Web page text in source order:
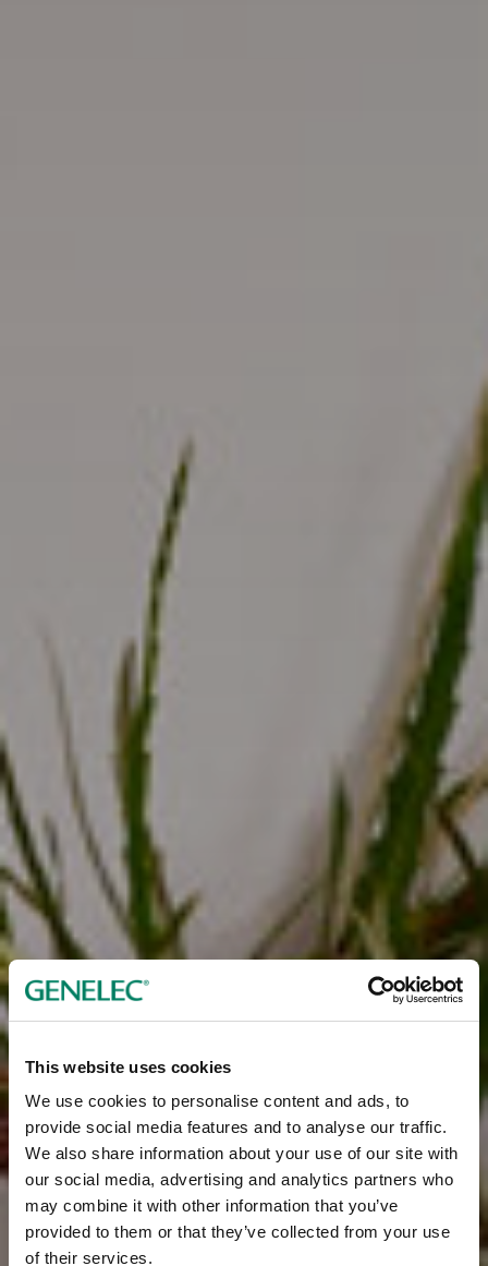
This website uses cookies
We use cookies to personalise content and ads, to
provide social media features and to analyse our traffic.
We also share information about your use of our site with
our social media, advertising and analytics partners who
may combine it with other information that you’ve
provided to them or that they’ve collected from your use
of their services.